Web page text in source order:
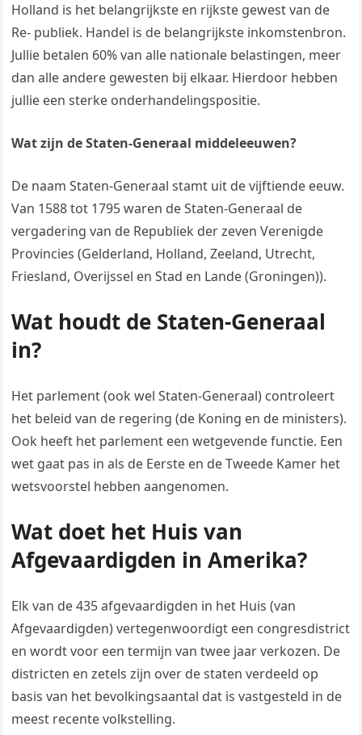
Holland is het belangrijkste en rijkste gewest van de
Re- publiek. Handel is de belangrijkste inkomstenbron.
Jullie betalen 60% van alle nationale belastingen, meer
dan alle andere gewesten bij elkaar. Hierdoor hebben
jullie een sterke onderhandelingspositie.
Wat zijn de Staten-Generaal middeleeuwen?
De naam Staten-Generaal stamt uit de vijftiende eeuw.
Van 1588 tot 1795 waren de Staten-Generaal de
vergadering van de Republiek der zeven Verenigde
Provincies (Gelderland, Holland, Zeeland, Utrecht,
Friesland, Overijssel en Stad en Lande (Groningen)).
Wat houdt de Staten-Generaal
in?
Het parlement (ook wel Staten-Generaal) controleert
het beleid van de regering (de Koning en de ministers).
Ook heeft het parlement een wetgevende functie. Een
wet gaat pas in als de Eerste en de Tweede Kamer het
wetsvoorstel hebben aangenomen.
Wat doet het Huis van
Afgevaardigden in Amerika?
Elk van de 435 afgevaardigden in het Huis (van
Afgevaardigden) vertegenwoordigt een congresdistrict
en wordt voor een termijn van twee jaar verkozen. De
districten en zetels zijn over de staten verdeeld op
basis van het bevolkingsaantal dat is vastgesteld in de
meest recente volkstelling.